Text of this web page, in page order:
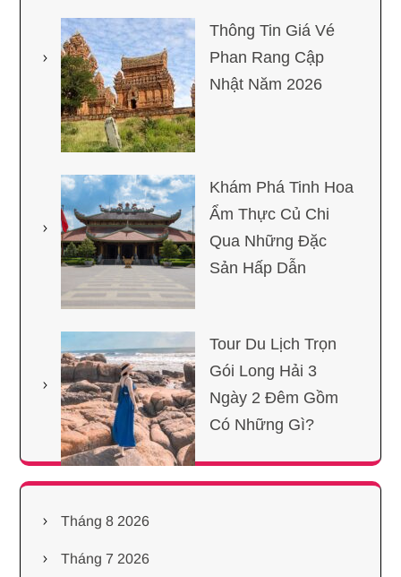
Thông Tin Giá Vé
Phan Rang Cập
Nhật Năm 2026
Khám Phá Tinh Hoa
Ẩm Thực Củ Chi
Qua Những Đặc
Sản Hấp Dẫn
Tour Du Lịch Trọn
Gói Long Hải 3
Ngày 2 Đêm Gồm
Có Những Gì?
Tháng 8 2026
Tháng 7 2026